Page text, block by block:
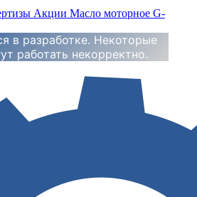
Акции Масло моторное G-
в разработке. Некоторые
работать некорректно.